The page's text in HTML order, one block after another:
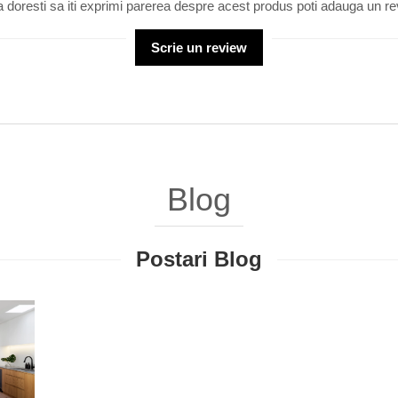
doresti sa iti exprimi parerea despre acest produs poti adauga un
Scrie un review
Blog
Postari Blog